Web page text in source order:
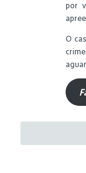
por
O